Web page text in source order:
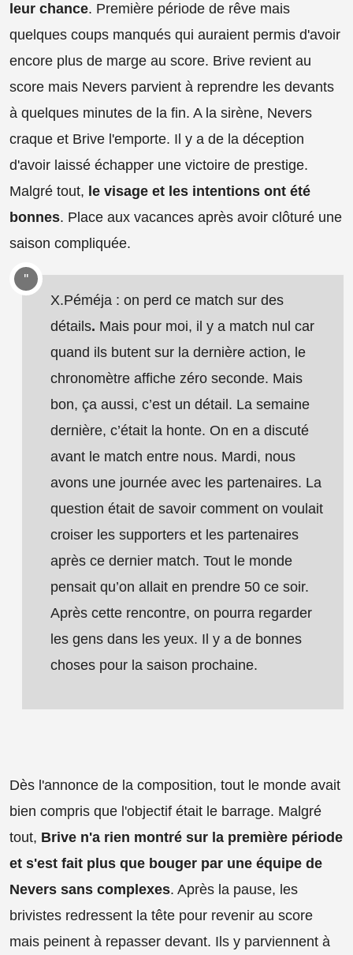
leur chance. Première période de rêve mais
quelques coups manqués qui auraient permis d'avoir
encore plus de marge au score. Brive revient au
score mais Nevers parvient à reprendre les devants
à quelques minutes de la fin. A la sirène, Nevers
craque et Brive l'emporte. Il y a de la déception
d'avoir laissé échapper une victoire de prestige.
Malgré tout, le visage et les intentions ont été
bonnes. Place aux vacances après avoir clôturé une
saison compliquée.
X.Péméja : on perd ce match sur des
détails. Mais pour moi, il y a match nul car
quand ils butent sur la dernière action, le
chronomètre affiche zéro seconde. Mais
bon, ça aussi, c’est un détail. La semaine
dernière, c’était la honte. On en a discuté
avant le match entre nous. Mardi, nous
avons une journée avec les partenaires. La
question était de savoir comment on voulait
croiser les supporters et les partenaires
après ce dernier match. Tout le monde
pensait qu’on allait en prendre 50 ce soir.
Après cette rencontre, on pourra regarder
les gens dans les yeux. Il y a de bonnes
choses pour la saison prochaine.
Dès l'annonce de la composition, tout le monde avait
bien compris que l'objectif était le barrage. Malgré
tout, Brive n'a rien montré sur la première période
et s'est fait plus que bouger par une équipe de
Nevers sans complexes. Après la pause, les
brivistes redressent la tête pour revenir au score
mais peinent à repasser devant. Ils y parviennent à